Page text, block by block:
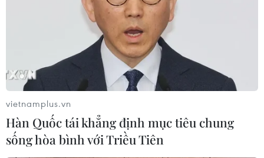
cấp bách phòng, chống bệnh dại
Trong năm 2022, cả nước ghi nhận 70 ca tử vong và 3
tháng đầu năm 2023 đã có 23 ca tử vong do bệnh dại,
do đó, nguy cơ bệnh dại tiếp tục xảy ra và gây tử vong
trên người là rất cao.
vietnamplus.vn
Hàn Quốc tái khẳng định mục tiêu chung
sống hòa bình với Triều Tiên